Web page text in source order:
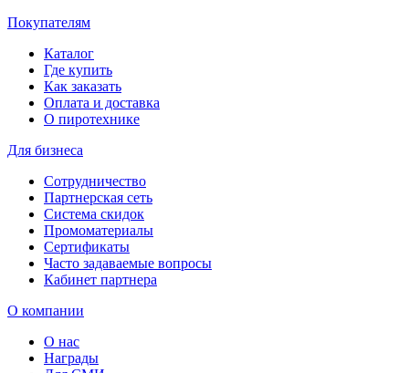
Покупателям
Каталог
Где купить
Как заказать
Оплата и доставка
О пиротехнике
Для бизнеса
Сотрудничество
Партнерская сеть
Система скидок
Промоматериалы
Сертификаты
Часто задаваемые вопросы
Кабинет партнера
О компании
О нас
Награды